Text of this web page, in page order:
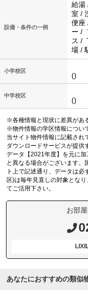
設備・条件の一例
給湯
室 /
便座
ー /
ス /
場 /
小学校区
()
中学校区
()
※各種情報と現状に差異があ
※物件情報の学区情報につい
当サイト物件情報に記載され
ダウンロードサービスが提供
データ【2021年度】を元に
と異なる場合がございます。
ト上で記述通り、データは
区)は毎年見直しの対象とな
てご活用下さい。
お部
あなたにおすすめの類似